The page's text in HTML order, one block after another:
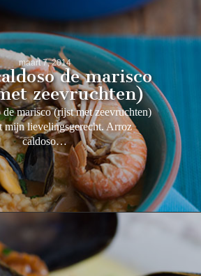
maart 7, 2014
de marisco
zeevruchten)
marisco (rijst met zeevruchten)
mijn lievelingsgerecht. Arroz
caldoso…